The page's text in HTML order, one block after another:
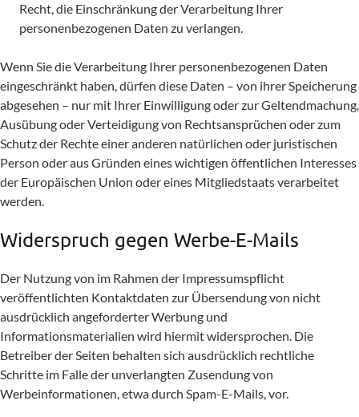
Recht, die Einschränkung der Verarbeitung Ihrer
personenbezogenen Daten zu verlangen.
Wenn Sie die Verarbeitung Ihrer personenbezogenen Daten
eingeschränkt haben, dürfen diese Daten – von ihrer Speicherung
abgesehen – nur mit Ihrer Einwilligung oder zur Geltendmachung,
Ausübung oder Verteidigung von Rechtsansprüchen oder zum
Schutz der Rechte einer anderen natürlichen oder juristischen
Person oder aus Gründen eines wichtigen öffentlichen Interesses
der Europäischen Union oder eines Mitgliedstaats verarbeitet
werden.
Widerspruch gegen Werbe-E-Mails
Der Nutzung von im Rahmen der Impressumspflicht
veröffentlichten Kontaktdaten zur Übersendung von nicht
ausdrücklich angeforderter Werbung und
Informationsmaterialien wird hiermit widersprochen. Die
Betreiber der Seiten behalten sich ausdrücklich rechtliche
Schritte im Falle der unverlangten Zusendung von
Werbeinformationen, etwa durch Spam-E-Mails, vor.